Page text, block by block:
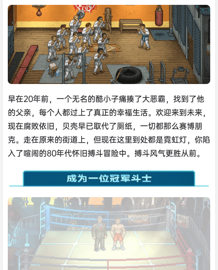
早在20年前，一个无名的酷小子痛揍了大恶霸，找到了他
的父亲，每个人都过上了真正的幸福生活。欢迎来到未来，
现在腐败依旧，贝壳早已取代了厕纸，一切都那么赛博朋
克。走在原来的街道上，但现在这里到处都是霓虹灯，你陷
入了喧闹的80年代怀旧搏斗冒险中。搏斗风气更胜从前。